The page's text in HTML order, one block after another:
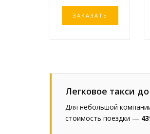
ЗАКАЗАТЬ
Легковое такси
Для небольшой
стоимость поездки —